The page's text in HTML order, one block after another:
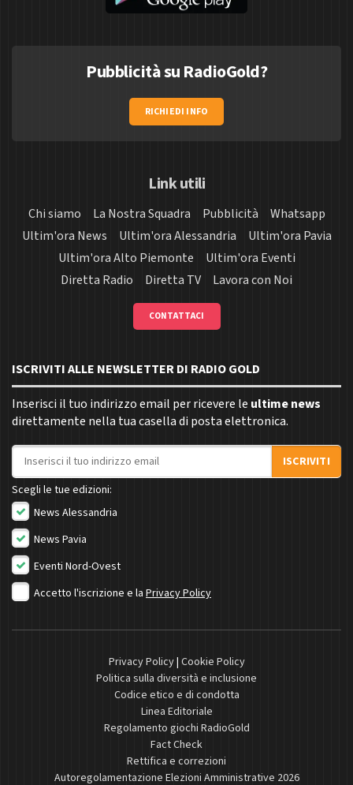
Pubblicità su RadioGold?
RICHIEDI INFO
Link utili
Chi siamo La Nostra Squadra Pubblicità
Whatsapp
Ultim'ora News
Ultim'ora Alessandria
Ultim'ora Pavia
Ultim'ora Alto Piemonte
Ultim'ora Eventi
Diretta Radio
Diretta TV Lavora con Noi
CONTATTACI
ISCRIVITI ALLE NEWSLETTER DI RADIO GOLD
Inserisci il tuo indirizzo email per ricevere le ultime news
direttamente nella tua casella di posta elettronica.
Indirizzo email
ISCRIVITI
Scegli le tue edizioni:
News Alessandria
News Pavia
Eventi Nord-Ovest
Accetto l'iscrizione e la Privacy Policy
Privacy Policy| Cookie Policy
Politica sulla diversità e inclusione
Codice etico e di condotta
Linea Editoriale
Regolamento giochi RadioGold
Fact Check
Rettifica e correzioni
Autoregolamentazione Elezioni Amministrative 2026